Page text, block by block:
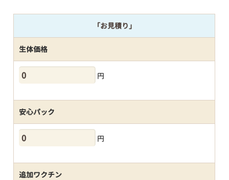
「お見積り」
生体価格
円
安心パック
円
追加ワクチン